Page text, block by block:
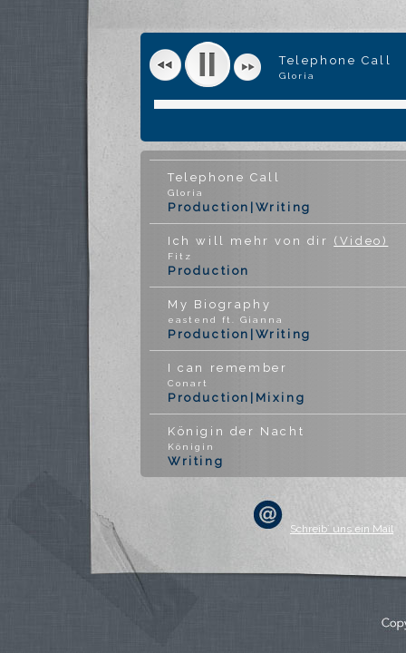
Telephone Call
Gloria
Telephone Call
Gloria
Production|Writing
Ich will mehr von dir (Video)
Fitz
Production
My Biography
eastend ft. Gianna
Production|Writing
I can remember
Conart
Production|Mixing
Königin der Nacht
Königin
Writing
Mädchen aus dem Traum
Gedankenradio
Production|WritingSchreib´ uns ein Mail